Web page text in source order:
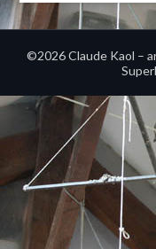
©2026 Claude Kaol –